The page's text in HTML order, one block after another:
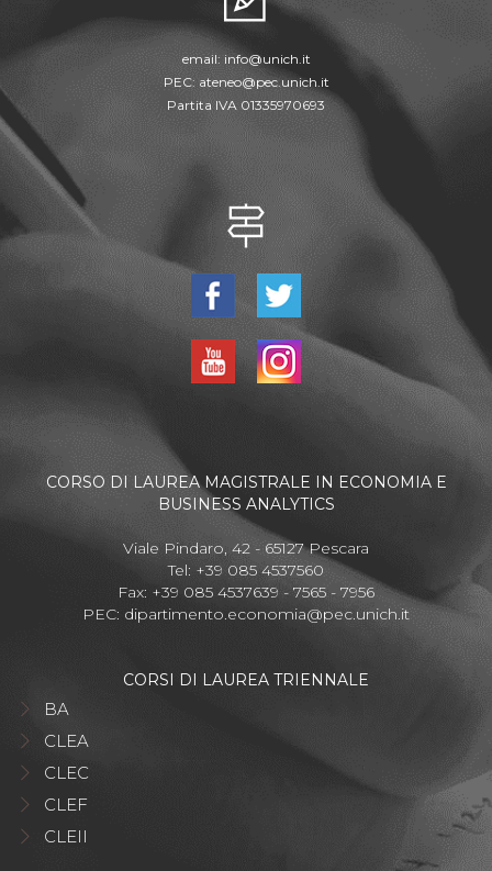
email: info@unich.it
PEC: ateneo@pec.unich.it
Partita IVA 01335970693
CORSO DI LAUREA MAGISTRALE IN ECONOMIA E
BUSINESS ANALYTICS
Viale Pindaro, 42 - 65127 Pescara
Tel: +39 085 4537560
Fax: +39 085 4537639 - 7565 - 7956
PEC: dipartimento.economia@pec.unich.it
CORSI DI LAUREA TRIENNALE
BA
CLEA
CLEC
CLEF
CLEII